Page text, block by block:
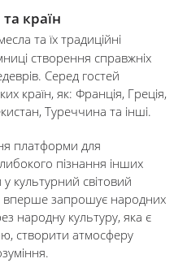
країн
та їх традиційні
створення справжніх
Серед гостей
країн, як: Франція, Греція,
Туреччина та інші.
платформи для
пізнання інших
у культурний світовий
вперше запрошує народних
народну культуру, яка є
створити атмосферу